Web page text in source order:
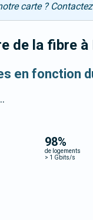
carte ? Contactez
de la fibre à
en fonction
98%
de logements
> 1 Gbits/s